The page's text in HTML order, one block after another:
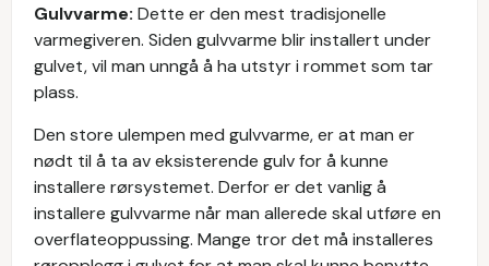
Gulvvarme: Dette er den mest tradisjonelle
varmegiveren. Siden gulvvarme blir installert under
gulvet, vil man unngå å ha utstyr i rommet som tar
plass.
Den store ulempen med gulvvarme, er at man er
nødt til å ta av eksisterende gulv for å kunne
installere rørsystemet. Derfor er det vanlig å
installere gulvvarme når man allerede skal utføre en
overflateoppussing. Mange tror det må installeres